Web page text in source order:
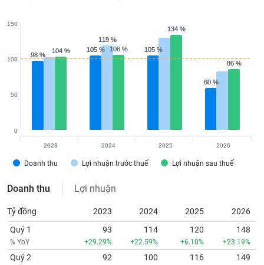
98 %
98 %
105 %
105 % 105 %
105 %
60 %
60 %
119 %
119 %
104 %
104 % 106 %
106 %
134 %
134 %
86 %
86 %
Doanh thu Lợi nhuận trước thuế Lợi nhuận sau thuế
0
50
100
150
2023 2024 2025 2026
Doanh thu Lợi nhuận
Tỷ đồng 2023 2024 2025
2026
Quý 1
% YoY
93
+29.29%
114
+22.59%
120
+6.10%
148
+23.19%
Quý 2 92 100 116 149